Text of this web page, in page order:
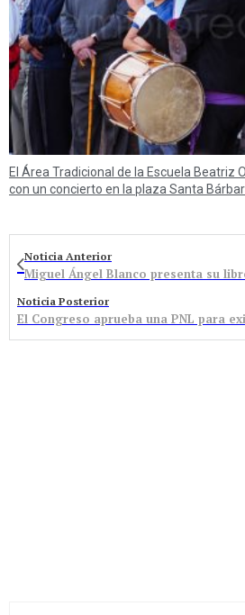
El Área Tradicional de la Escuela Beatriz
con un concierto en la plaza Santa
Noticia Anterior
Noticia Posterior